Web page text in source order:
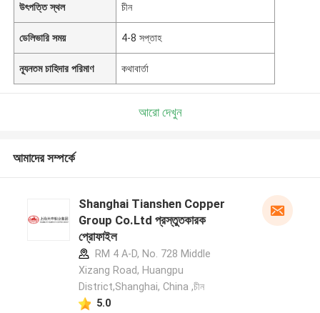
উৎপত্তি স্থল চীন
ডেলিভারি সময় 4-8 সপ্তাহ
ন্যূনতম চাহিদার পরিমাণ কথাবার্তা
আরো দেখুন
আমাদের সম্পর্কে
Shanghai Tianshen Copper
Group Co.Ltd প্রস্তুতকারক
প্রোফাইল
RM 4 A-D, No. 728 Middle
Xizang Road, Huangpu
District,Shanghai, China ,চীন
5.0